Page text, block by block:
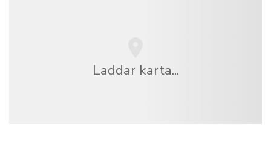
Laddar karta...